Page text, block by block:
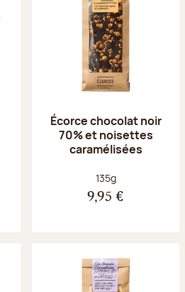
Écorce chocolat noir
70% et noisettes
caramélisées
Poids net :
135g
9,95 €